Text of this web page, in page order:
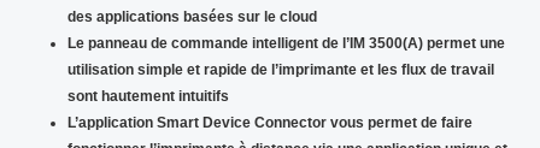
des applications basées sur le cloud
Le panneau de commande intelligent de l’IM 3500(A) permet une
utilisation simple et rapide de l’imprimante et les flux de travail
sont hautement intuitifs
L’application Smart Device Connector vous permet de faire